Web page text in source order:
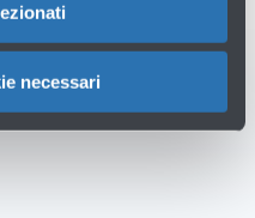
necessari
→